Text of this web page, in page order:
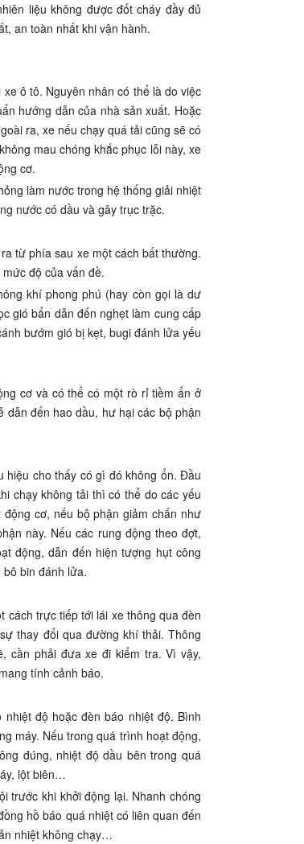
liệu không được đốt cháy đầy đủ
an toàn nhất khi vận hành.
ô tô. Nguyên nhân có thể là do việc
hướng dẫn của nhà sản xuất. Hoặc
ra, xe nếu chạy quá tải cũng sẽ có
mau chóng khắc phục lỗi này, xe
cơ.
làm nước trong hệ thống giải nhiệt
nước có dầu và gây trục trặc.
từ phía sau xe một cách bất thường.
độ của vấn đề.
khí phong phú (hay còn gọi là dư
gió bẩn dẫn đến nghẹt làm cung cấp
bướm gió bị kẹt, bugi đánh lửa yếu
cơ và có thể có một rò rỉ tiềm ẩn ở
dẫn đến hao dầu, hư hại các bộ phận
hiệu cho thấy có gì đó không ổn. Đầu
chạy không tải thì có thể do các yếu
cơ, nếu bộ phận giảm chấn như
này. Nếu các rung động theo đợt,
động, dẫn đến hiện tượng hụt công
bin đánh lửa.
cách trực tiếp tới lái xe thông qua đèn
thay đổi qua đường khí thải. Thông
cần phải đưa xe đi kiểm tra. Vì vậy,
tính cảnh báo.
độ hoặc đèn báo nhiệt độ. Bình
máy. Nếu trong quá trình hoạt động,
đúng, nhiệt độ dầu bên trong quá
lột biên…
trước khi khởi động lại. Nhanh chóng
hồ báo quá nhiệt có liên quan đến
nhiệt không chạy…